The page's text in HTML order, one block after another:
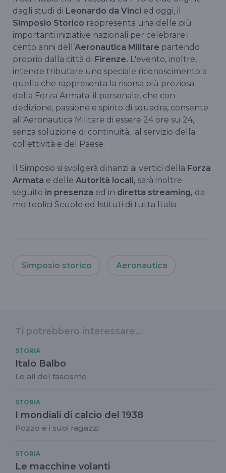
dagli studi di Leonardo da Vinci ed oggi, il
Simposio Storico rappresenta una delle più
importanti iniziative nazionali per celebrare i
cento anni dell’Aeronautica Militare partendo
proprio dalla città di Firenze. L'evento, inoltre,
intende tributare uno speciale riconoscimento a
quella che rappresenta la risorsa più preziosa
della Forza Armata: il personale, che con
dedizione, passione e spirito di squadra, consente
all'Aeronautica Militare di essere 24 ore su 24,
senza soluzione di continuità, al servizio della
collettività e del Paese.
Il Simposio si svolgerà dinanzi ai vertici della Forza
Armata e delle Autorità locali, sarà inoltre
seguito in presenza ed in diretta streaming, da
molteplici Scuole ed Istituti di tutta Italia.
Simposio storico Aeronautica
Ti potrebbero interessare...
STORIA
Italo Balbo
Le ali del fascismo
STORIA
I mondiali di calcio del 1938
Pozzo e i suoi ragazzi
STORIA
Le macchine volanti